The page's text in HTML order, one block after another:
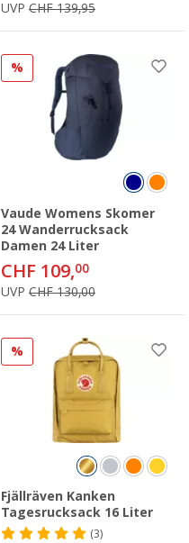
UVP CHF 139,95
%
Vaude Womens Skomer
24 Wanderrucksack
Damen 24 Liter
CHF 109,00
UVP CHF 130,00
%
Fjällräven Kanken
Tagesrucksack 16 Liter
(3)